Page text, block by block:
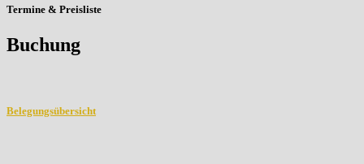
Termine & Preisliste
Buchung
Belegungsübersicht